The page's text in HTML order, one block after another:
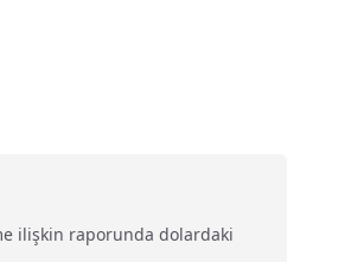
ilişkin raporunda dolardaki